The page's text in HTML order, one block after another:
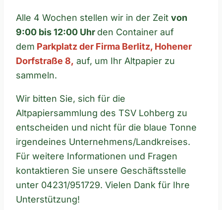
Alle 4 Wochen stellen wir in der Zeit von
9:00 bis 12:00 Uhr den Container auf
dem Parkplatz der Firma Berlitz, Hohener
Dorfstraße 8, auf, um Ihr Altpapier zu
sammeln.
Wir bitten Sie, sich für die
Altpapiersammlung des TSV Lohberg zu
entscheiden und nicht für die blaue Tonne
irgendeines Unternehmens/Landkreises.
Für weitere Informationen und Fragen
kontaktieren Sie unsere Geschäftsstelle
unter 04231/951729. Vielen Dank für Ihre
Unterstützung!